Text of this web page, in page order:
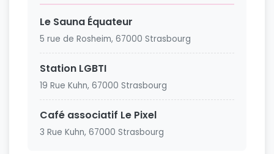
Le Sauna Équateur
5 rue de Rosheim, 67000 Strasbourg
Station LGBTI
19 Rue Kuhn, 67000 Strasbourg
Café associatif Le Pixel
3 Rue Kuhn, 67000 Strasbourg